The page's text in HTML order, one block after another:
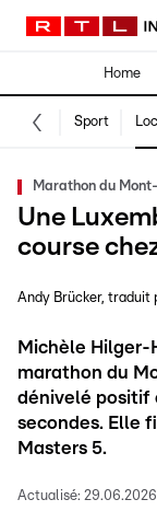
Home
Sport
Marathon du
Une
course
Andy Brücker traduit
Michèle Hilger-
marathon du
dénivelé positif
secondes. Elle
Masters 5.
Actualisé: